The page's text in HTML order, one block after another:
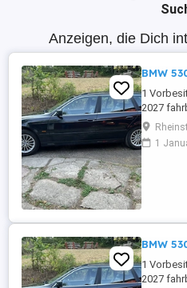
Anzeigen, die Dich
BMW
1
2027
mit
1
BMW
1
2027